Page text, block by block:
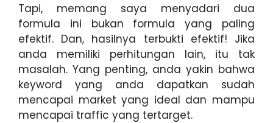
Tapi, memang saya menyadari dua
formula ini bukan formula yang paling
efektif. Dan, hasilnya terbukti efektif! Jika
anda memiliki perhitungan lain, itu tak
masalah. Yang penting, anda yakin bahwa
keyword yang anda dapatkan sudah
mencapai market yang ideal dan mampu
mencapai traffic yang tertarget.